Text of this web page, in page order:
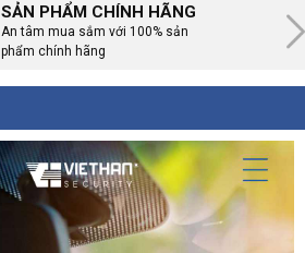
SẢN PHẨM CHÍNH HÃNG
An tâm mua sắm với 100% sản
phẩm chính hãng